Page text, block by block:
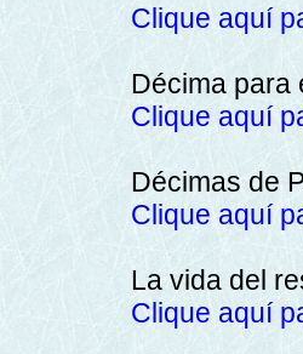
Clique aquí
Décima para
Clique aquí
Décimas de
Clique aquí
La vida del
Clique aquí